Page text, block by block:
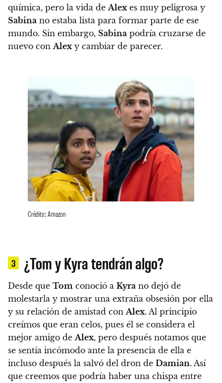
química, pero la vida de Alex es muy peligrosa y
Sabina no estaba lista para formar parte de ese
mundo. Sin embargo, Sabina podría cruzarse de
nuevo con Alex y cambiar de parecer.
Crédito: Amazon
3 ¿Tom y Kyra tendrán algo?
Desde que Tom conoció a Kyra no dejó de
molestarla y mostrar una extraña obsesión por ella
y su relación de amistad con Alex. Al principio
creímos que eran celos, pues él se considera el
mejor amigo de Alex, pero después notamos que
se sentía incómodo ante la presencia de ella e
incluso después la salvó del dron de Damian. Así
que creemos que podría haber una chispa entre